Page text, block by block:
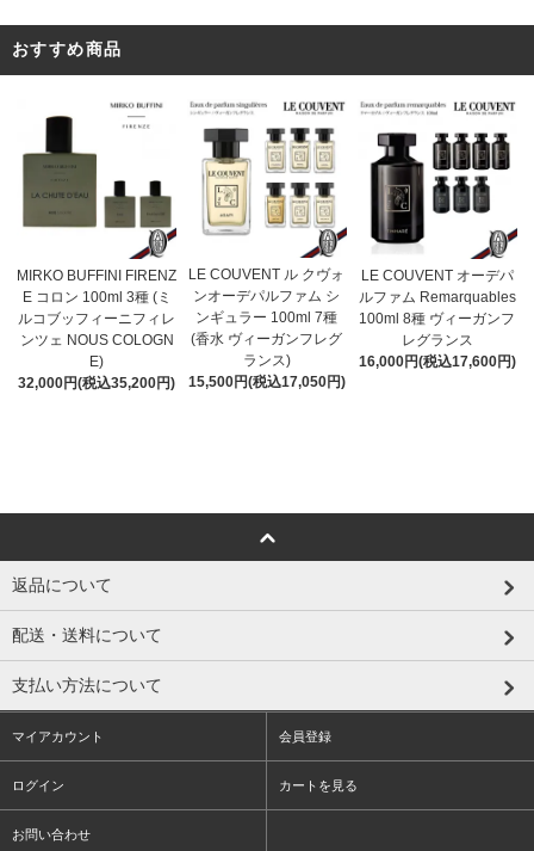
おすすめ商品
MIRKO BUFFINI FIRENZ
E コロン 100ml 3種 (ミ
ルコブッフィーニフィレ
ンツェ NOUS COLOGN
E)
32,000円(税込35,200円)
LE COUVENT ル クヴォ
ンオーデパルファム シ
ンギュラー 100ml 7種
(香水 ヴィーガンフレグ
ランス)
15,500円(税込17,050円)
LE COUVENT オーデパ
ルファム Remarquables
100ml 8種 ヴィーガンフ
レグランス
16,000円(税込17,600円)
返品について
配送・送料について
支払い方法について
マイアカウント 会員登録
ログイン カートを見る
お問い合わせ